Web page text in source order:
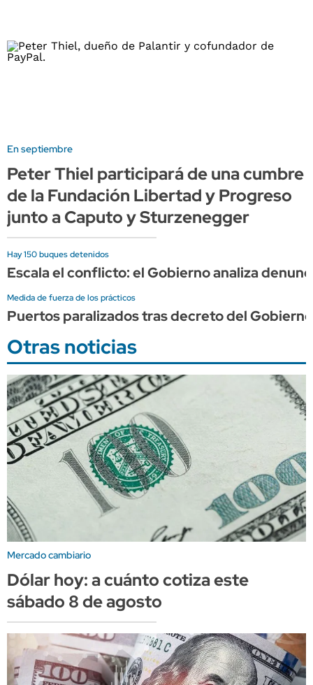
En septiembre
Peter Thiel participará de una cumbre
de la Fundación Libertad y Progreso
junto a Caputo y Sturzenegger
Hay 150 buques detenidos
Escala el conflicto: el Gobierno analiza
Medida de fuerza de los prácticos
Puertos paralizados tras decreto del
Otras noticias
Mercado cambiario
Dólar hoy: a cuánto cotiza este
sábado 8 de agosto